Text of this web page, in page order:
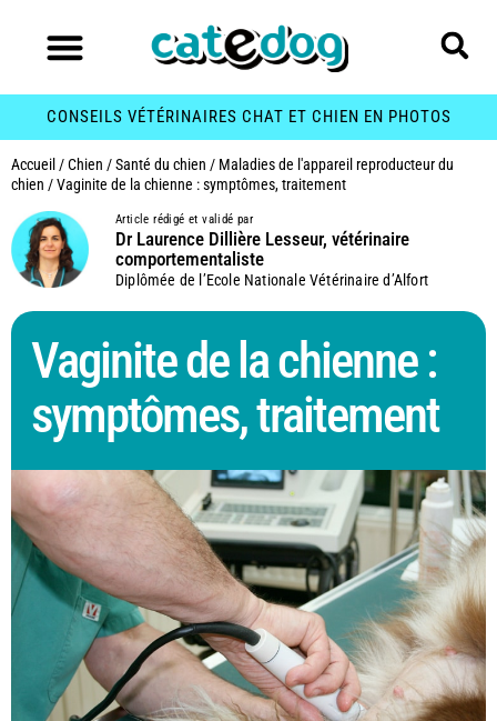
CONSEILS VÉTÉRINAIRES CHAT ET CHIEN EN PHOTOS
Accueil /Chien /Santé du chien / Maladies de l'appareil reproducteur du
chien /Vaginite de la chienne : symptômes, traitement
Article rédigé et validé par
Dr Laurence Dillière Lesseur, vétérinaire
comportementaliste
Diplômée de l’Ecole Nationale Vétérinaire d’Alfort
Vaginite de la chienne :
symptômes, traitement